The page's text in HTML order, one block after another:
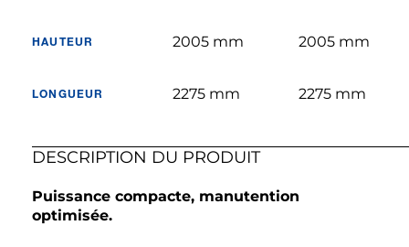
HAUTEUR 2005 mm 2005 mm
LONGUEUR 2275 mm 2275 mm
DESCRIPTION DU PRODUIT
Puissance compacte, manutention
optimisée.